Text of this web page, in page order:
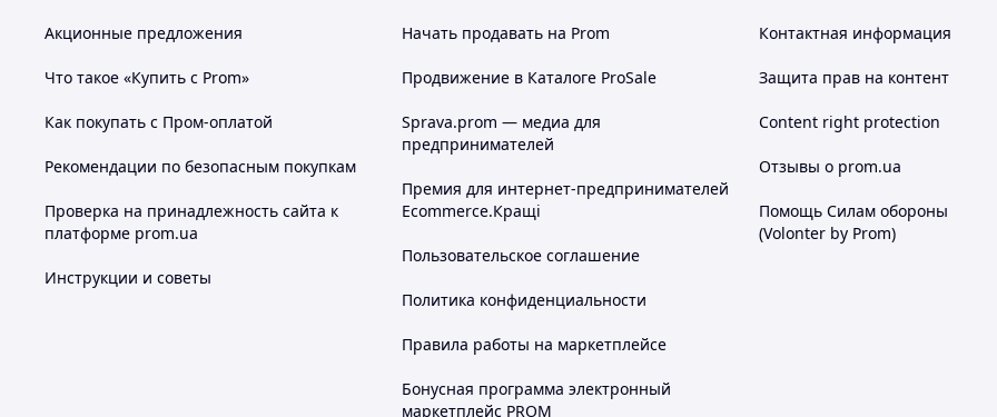
Акционные предложения
Что такое «Купить с Prom»
Как покупать с Пром-оплатой
Рекомендации по безопасным покупкам
Проверка на принадлежность сайта к
платформе prom.ua
Инструкции и советы
Начать продавать на Prom
Продвижение в Каталоге ProSale
Sprava.prom — медиа для
предпринимателей
Премия для интернет-предпринимателей
Ecommerce.Кращі
Пользовательское соглашение
Политика конфиденциальности
Правила работы на маркетплейсе
Бонусная программа электронный
маркетплейс PROM
Контактная информация
Защита прав на контент
Content right protection
Отзывы о prom.ua
Помощь Силам обороны
(Volonter by Prom)